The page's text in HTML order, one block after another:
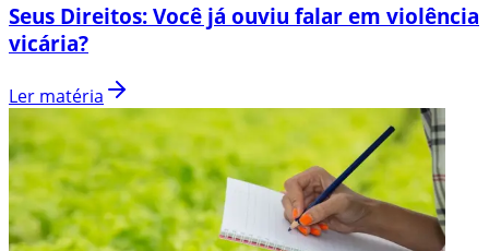
Seus Direitos: Você já ouviu falar em violência
vicária?
Ler matéria